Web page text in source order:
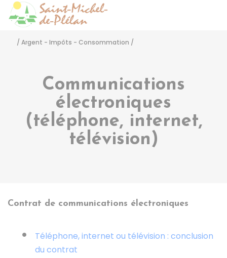
/ Argent - Impôts - Consommation /
Communications
électroniques
(téléphone, internet,
télévision)
Contrat de communications électroniques
Téléphone, internet ou télévision : conclusion
du contrat